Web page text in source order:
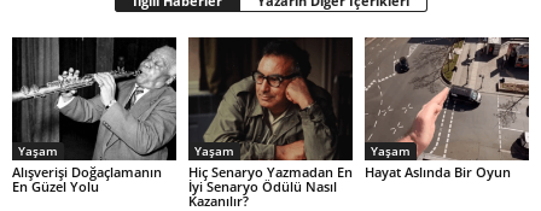
Yaşam
Alışverişi Doğaçlamanın
En Güzel Yolu
Yaşam
Hiç Senaryo Yazmadan En
İyi Senaryo Ödülü Nasıl
Kazanılır?
Yaşam
Hayat Aslında Bir Oyun